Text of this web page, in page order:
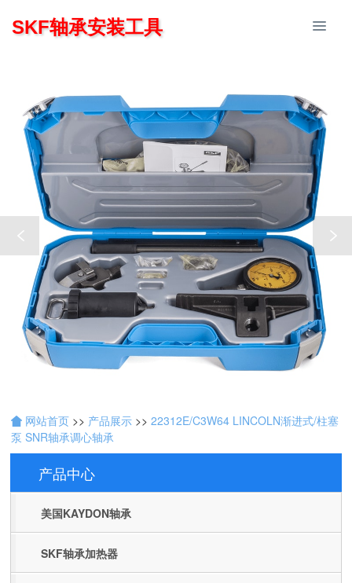
SKF轴承安装工具
网站首页 >> 产品展示 >> 22312E/C3W64 LINCOLN渐进式/柱塞
泵 SNR轴承调心轴承
产品中心
Products
美国KAYDON轴承
SKF轴承加热器